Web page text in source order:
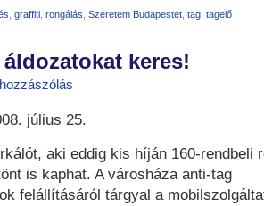
graffiti rongálás Szeretem Budapestet tag tagelő
keres!
július 25.
aki eddig kis híján 160-rendbeli
is kaphat. A városháza anti-tag
felállításáról tárgyal a